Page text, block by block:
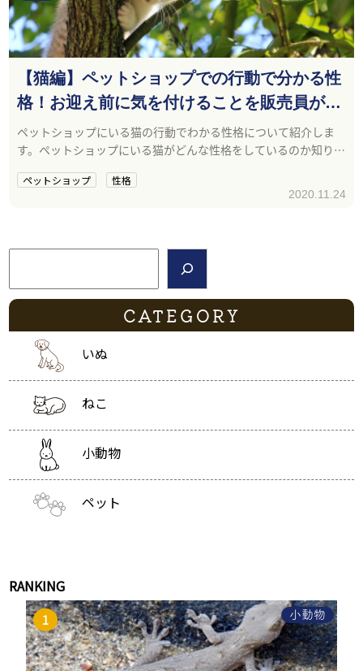
【猫編】ペットショップでの行動で分かる性
格！お迎え前に気を付けることを販売員が解
説！
ペットショップにいる猫の行動でわかる性格について紹介しま
す。ペットショップにいる猫がどんな性格をしているのか知りた
参考になれば幸いです。
ペットショップ 性格
2020.11.24
検索
CATEGORY
いぬ
ねこ
小動物
ペット
RANKING
小動物